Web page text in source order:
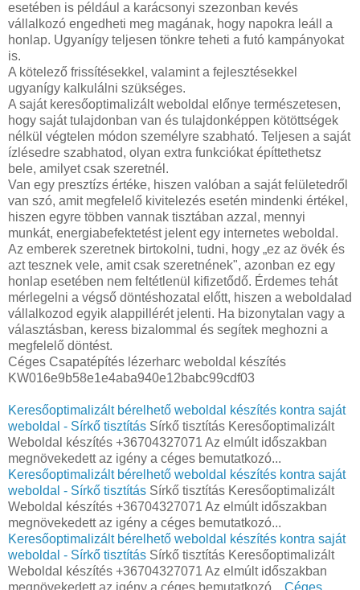
esetében is például a karácsonyi szezonban kevés
vállalkozó engedheti meg magának, hogy napokra leáll a
honlap. Ugyanígy teljesen tönkre teheti a futó kampányokat
is.
A kötelező frissítésekkel, valamint a fejlesztésekkel
ugyanígy kalkulálni szükséges.
A saját keresőoptimalizált weboldal előnye természetesen,
hogy saját tulajdonban van és tulajdonképpen kötöttségek
nélkül végtelen módon személyre szabható. Teljesen a saját
ízlésedre szabhatod, olyan extra funkciókat építtethetsz
bele, amilyet csak szeretnél.
Van egy presztízs értéke, hiszen valóban a saját felületedről
van szó, amit megfelelő kivitelezés esetén mindenki értékel,
hiszen egyre többen vannak tisztában azzal, mennyi
munkát, energiabefektetést jelent egy internetes weboldal.
Az emberek szeretnek birtokolni, tudni, hogy „ez az övék és
azt tesznek vele, amit csak szeretnének", azonban ez egy
honlap esetében nem feltétlenül kifizetődő. Érdemes tehát
mérlegelni a végső döntéshozatal előtt, hiszen a weboldalad
vállalkozod egyik alappillérét jelenti. Ha bizonytalan vagy a
választásban, keress bizalommal és segítek meghozni a
megfelelő döntést.
Céges Csapatépítés lézerharc weboldal készítés
KW016e9b58e1e4aba940e12babc99cdf03
Keresőoptimalizált bérelhető weboldal készítés kontra saját
weboldal - Sírkő tisztítás Sírkő tisztítás Keresőoptimalizált
Weboldal készítés +36704327071 Az elmúlt időszakban
megnövekedett az igény a céges bemutatkozó...
Keresőoptimalizált bérelhető weboldal készítés kontra saját
weboldal - Sírkő tisztítás Sírkő tisztítás Keresőoptimalizált
Weboldal készítés +36704327071 Az elmúlt időszakban
megnövekedett az igény a céges bemutatkozó...
Keresőoptimalizált bérelhető weboldal készítés kontra saját
weboldal - Sírkő tisztítás Sírkő tisztítás Keresőoptimalizált
Weboldal készítés +36704327071 Az elmúlt időszakban